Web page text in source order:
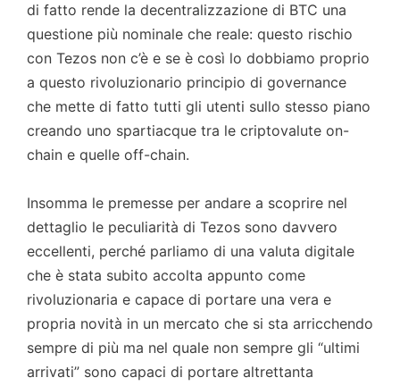
di fatto rende la decentralizzazione di BTC una
questione più nominale che reale: questo rischio
con Tezos non c’è e se è così lo dobbiamo proprio
a questo rivoluzionario principio di governance
che mette di fatto tutti gli utenti sullo stesso piano
creando uno spartiacque tra le criptovalute on-
chain e quelle off-chain.
Insomma le premesse per andare a scoprire nel
dettaglio le peculiarità di Tezos sono davvero
eccellenti, perché parliamo di una valuta digitale
che è stata subito accolta appunto come
rivoluzionaria e capace di portare una vera e
propria novità in un mercato che si sta arricchendo
sempre di più ma nel quale non sempre gli “ultimi
arrivati” sono capaci di portare altrettanta